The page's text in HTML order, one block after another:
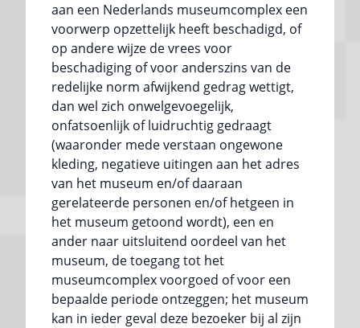
aan een Nederlands museumcomplex een
voorwerp opzettelijk heeft beschadigd, of
op andere wijze de vrees voor
beschadiging of voor anderszins van de
redelijke norm afwijkend gedrag wettigt,
dan wel zich onwelgevoegelijk,
onfatsoenlijk of luidruchtig gedraagt
(waaronder mede verstaan ongewone
kleding, negatieve uitingen aan het adres
van het museum en/of daaraan
gerelateerde personen en/of hetgeen in
het museum getoond wordt), een en
ander naar uitsluitend oordeel van het
museum, de toegang tot het
museumcomplex voorgoed of voor een
bepaalde periode ontzeggen; het museum
kan in ieder geval deze bezoeker bij al zijn